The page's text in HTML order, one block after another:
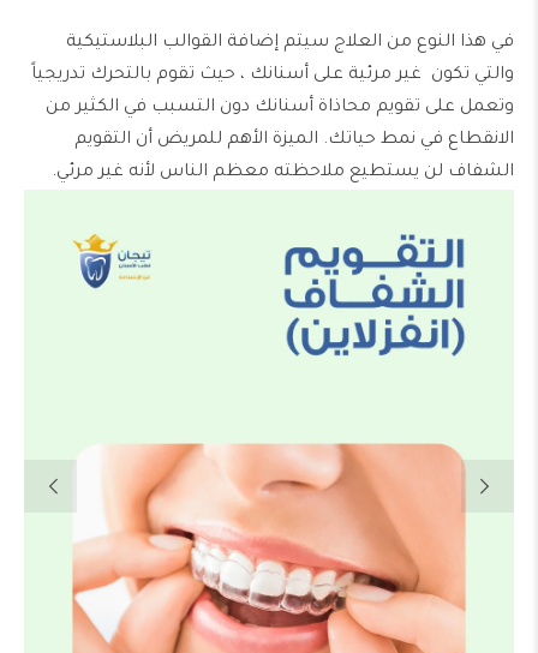
في هذا النوع من العلاج سيتم إضافة القوالب البلاستيكية
والتي تكون
غير مرئية على أسنانك ، حيث تقوم بالتحرك تدريجياً
وتعمل على تقويم محاذاة أسنانك دون التسبب في الكثير من
الانقطاع في نمط حياتك. الميزة الأهم للمريض أن التقويم
الشفاف لن يستطيع ملاحظته معظم الناس لأنه غير مرئي.